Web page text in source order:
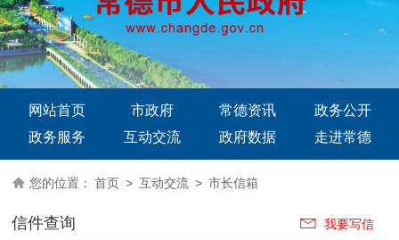
网站首页 市政府 常德资讯
政务公开
政务服务
互动交流 政府数据 走进常德
您的位置： 首页 > 互动交流 > 市长信箱
我要写信
信件查询